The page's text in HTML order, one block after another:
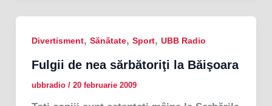
Divertisment, Sănătate, Sport, UBB Radio
Fulgii de nea sărbătoriţi la Băişoara
ubbradio / 20 februarie 2009